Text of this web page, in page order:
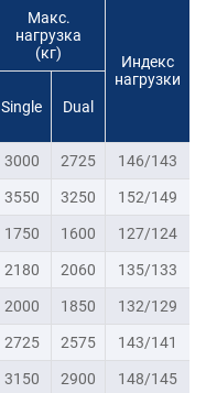
Макс.
нагрузка
(кг)
Индекс
нагрузки
Single
Dual
3000 2725
146/143
3550 3250
152/149
1750 1600
127/124
2180 2060
135/133
2000 1850
132/129
2725 2575
143/141
3150 2900
148/145